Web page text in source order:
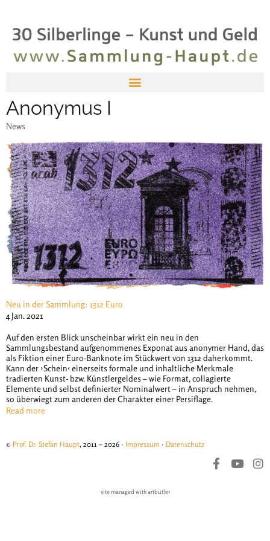
Anonymus I
News
Neu in der Sammlung: 1312 Euro
4 Jan. 2021
Auf den ersten Blick unscheinbar wirkt ein neu in den
Sammlungsbestand aufgenommenes Exponat aus anonymer Hand, das
als Fiktion einer Euro-Banknote im Stückwert von 1312 daherkommt.
Kann der ›Schein‹ einerseits formale und inhaltliche Merkmale
tradierten Kunst- bzw. Künstlergeldes – wie Format, collagierte
Elemente und selbst definierter Nominalwert – in Anspruch nehmen,
so überwiegt zum anderen der Charakter einer Persiflage.
Read more
© Prof. Dr. Stefan Haupt, 2011 – 2026 · Impressum · Datenschutz
site managed with artbutler